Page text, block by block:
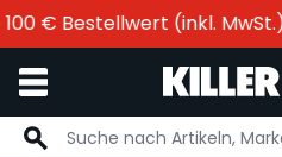
€ Bestellwert (inkl. MwSt.)!